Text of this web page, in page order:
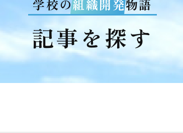
学校の組織開発物語
記事を探す